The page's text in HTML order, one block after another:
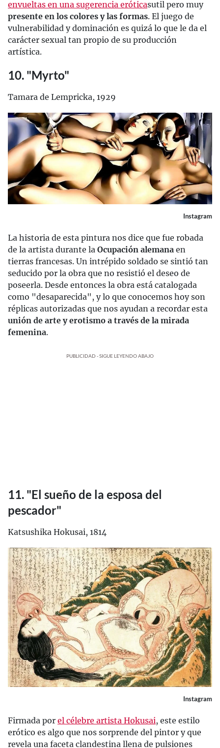
envueltas en una sugerencia eróticasutil pero muy
presente en los colores y las formas. El juego de
vulnerabilidad y dominación es quizá lo que le da el
carácter sexual tan propio de su producción
artística.
10. "Myrto"
Tamara de Lempricka, 1929
Instagram
La historia de esta pintura nos dice que fue robada
de la artista durante la Ocupación alemana en
tierras francesas. Un intrépido soldado se sintió tan
seducido por la obra que no resistió el deseo de
poseerla. Desde entonces la obra está catalogada
como "desaparecida", y lo que conocemos hoy son
réplicas autorizadas que nos ayudan a recordar esta
unión de arte y erotismo a través de la mirada
femenina.
PUBLICIDAD - SIGUE LEYENDO ABAJO
11. "El sueño de la esposa del
pescador"
Katsushika Hokusai, 1814
Instagram
Firmada por el célebre artista Hokusai, este estilo
erótico es algo que nos sorprende del pintor y que
revela una faceta clandestina llena de pulsiones